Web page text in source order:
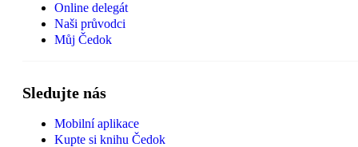
Online delegát
Naši průvodci
Můj Čedok
Sledujte nás
Mobilní aplikace
Kupte si knihu Čedok